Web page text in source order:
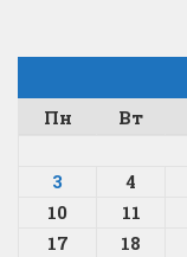
Пн
Вт
3
4
10
11
17
18